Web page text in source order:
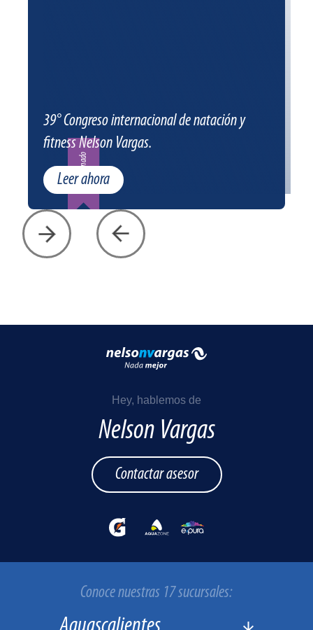
Patrocinado
39° Congreso internacional de natación y
fitness Nelson Vargas.
Leer ahora
Hey, hablemos de
Nelson Vargas
Contactar asesor
Conoce nuestras 17 sucursales: